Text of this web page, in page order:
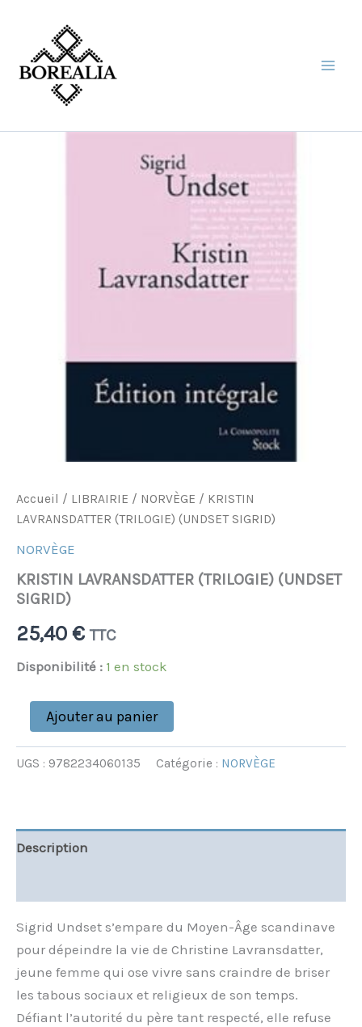
contenu
Accueil / LIBRAIRIE / NORVÈGE / KRISTIN
LAVRANSDATTER (TRILOGIE) (UNDSET SIGRID)
NORVÈGE
KRISTIN LAVRANSDATTER (TRILOGIE) (UNDSET
SIGRID)
25,40 € TTC
Disponibilité : 1 en stock
Ajouter au panier
UGS : 9782234060135 Catégorie : NORVÈGE
Description
Sigrid Undset s’empare du Moyen-Âge scandinave
pour dépeindre la vie de Christine Lavransdatter,
jeune femme qui ose vivre sans craindre de briser
les tabous sociaux et religieux de son temps.
Défiant l’autorité du père tant respecté, elle refuse